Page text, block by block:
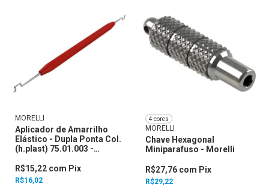
MORELLI
Aplicador de Amarrilho
Elástico - Dupla Ponta Col.
(h.plast) 75.01.003 -
R$16,02
R$15,22 com Pix
4 cores
MORELLI
Chave Hexagonal
Miniparafuso - Morelli
R$29,22
R$27,76 com Pix